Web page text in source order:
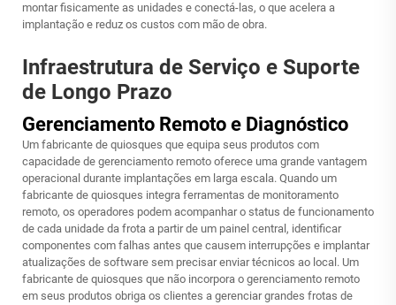
montar fisicamente as unidades e conectá-las, o que acelera a
implantação e reduz os custos com mão de obra.
Infraestrutura de Serviço e Suporte
de Longo Prazo
Gerenciamento Remoto e Diagnóstico
Um fabricante de quiosques que equipa seus produtos com
capacidade de gerenciamento remoto oferece uma grande vantagem
operacional durante implantações em larga escala. Quando um
fabricante de quiosques integra ferramentas de monitoramento
remoto, os operadores podem acompanhar o status de funcionamento
de cada unidade da frota a partir de um painel central, identificar
componentes com falhas antes que causem interrupções e implantar
atualizações de software sem precisar enviar técnicos ao local. Um
fabricante de quiosques que não incorpora o gerenciamento remoto
em seus produtos obriga os clientes a gerenciar grandes frotas de